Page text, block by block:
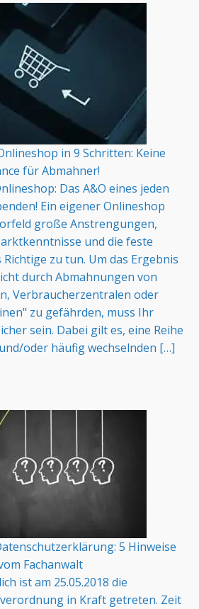
in 9 Schritten: Keine
für Abmahner!
Das A&O eines jeden
Ein eigener Onlineshop
große Anstrengungen,
und die feste
zu tun. Um das Ergebnis
durch Abmahnungen von
Verbraucherzentralen oder
zu gefährden, muss Ihr
sein. Dabei gilt es, eine Reihe
oder häufig wechselnden […]
5 Hinweise
Fachanwalt
ist am 25.05.2018 die
in Kraft getreten. Zeit